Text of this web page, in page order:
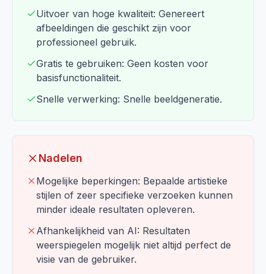
Uitvoer van hoge kwaliteit: Genereert
afbeeldingen die geschikt zijn voor
professioneel gebruik.
Gratis te gebruiken: Geen kosten voor
basisfunctionaliteit.
Snelle verwerking: Snelle beeldgeneratie.
Nadelen
Mogelijke beperkingen: Bepaalde artistieke
stijlen of zeer specifieke verzoeken kunnen
minder ideale resultaten opleveren.
Afhankelijkheid van AI: Resultaten
weerspiegelen mogelijk niet altijd perfect de
visie van de gebruiker.